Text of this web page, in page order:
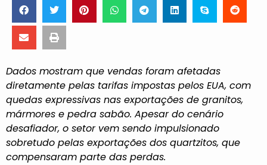
Dados mostram que vendas foram afetadas
diretamente pelas tarifas impostas pelos EUA, com
quedas expressivas nas exportações de granitos,
mármores e pedra sabão. Apesar do cenário
desafiador, o setor vem sendo impulsionado
sobretudo pelas exportações dos quartzitos, que
compensaram parte das perdas.